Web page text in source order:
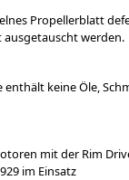
Propellerblatt
ausgetauscht werden.
enthält keine Öle,
mit der Rim
im Einsatz